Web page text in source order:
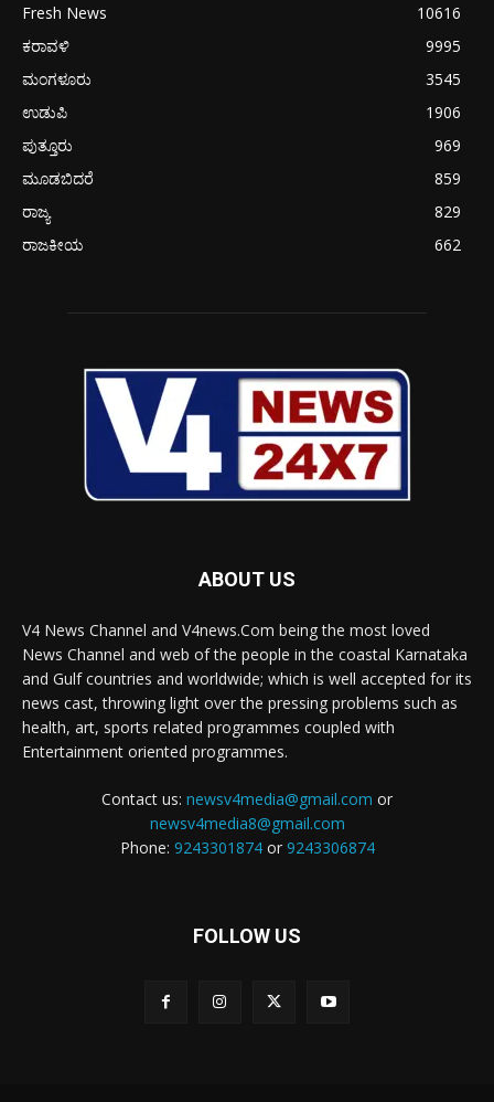
Fresh News
10616
ಕರಾವಳಿ
9995
ಮಂಗಳೂರು
3545
ಉಡುಪಿ
1906
ಪುತ್ತೂರು
969
ಮೂಡಬಿದರೆ
859
ರಾಜ್ಯ
829
ರಾಜಕೀಯ
662
ABOUT US
V4 News Channel and V4news.Com being the most loved
News Channel and web of the people in the coastal Karnataka
and Gulf countries and worldwide; which is well accepted for its
news cast, throwing light over the pressing problems such as
health, art, sports related programmes coupled with
Entertainment oriented programmes.
Contact us: newsv4media@gmail.com or
newsv4media8@gmail.com
Phone: 9243301874or 9243306874
FOLLOW US